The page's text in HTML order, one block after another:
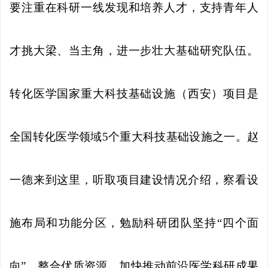
要注重在科研一线发现和培养人才，支持青年人
才挑大梁、当主角，进一步壮大基础研究队伍。
转化医学国家重大科技基础设施（西安）项目是
全国转化医学领域5个重大科技基础设施之一。赵
一德来到这里，听取项目建设情况介绍，察看设
施布局和功能分区，勉励科研团队坚持“四个面